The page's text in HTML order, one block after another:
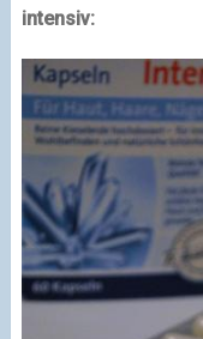
intensiv: